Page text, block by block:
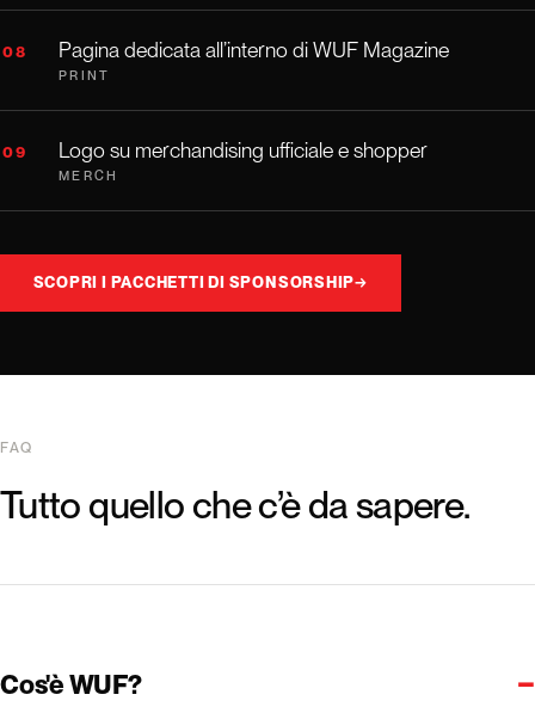
08 Pagina dedicata all’interno di WUF Magazine
PRINT
09 Logo su merchandising ufficiale e shopper
MERCH
SCOPRI I PACCHETTI DI SPONSORSHIP→
FAQ
Tutto quello che c’è da sapere.
Cos'è WUF? −